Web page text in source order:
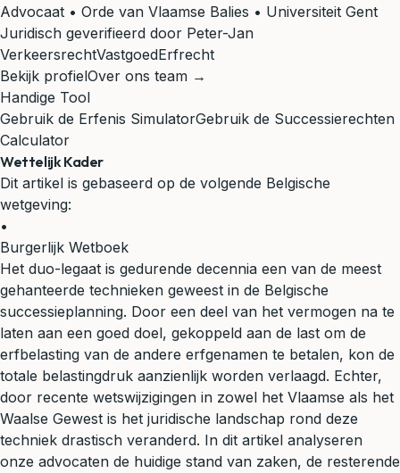
Advocaat • Orde van Vlaamse Balies • Universiteit Gent
Juridisch geverifieerd door Peter-Jan
VerkeersrechtVastgoedErfrecht
Bekijk profielOver ons team →
Handige Tool
Gebruik de Erfenis SimulatorGebruik de Successierechten
Calculator
Wettelijk Kader
Dit artikel is gebaseerd op de volgende Belgische
wetgeving:
•
Burgerlijk Wetboek
Het duo-legaat is gedurende decennia een van de meest
gehanteerde technieken geweest in de Belgische
successieplanning. Door een deel van het vermogen na te
laten aan een goed doel, gekoppeld aan de last om de
erfbelasting van de andere erfgenamen te betalen, kon de
totale belastingdruk aanzienlijk worden verlaagd. Echter,
door recente wetswijzigingen in zowel het Vlaamse als het
Waalse Gewest is het juridische landschap rond deze
techniek drastisch veranderd. In dit artikel analyseren
onze advocaten de huidige stand van zaken, de resterende